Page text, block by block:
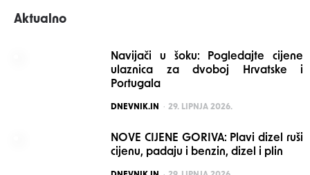
Aktualno
Navijači u šoku: Pogledajte cijene
ulaznica za dvoboj Hrvatske i
Portugala
POSTED
DNEVNIK.IN 29. LIPNJA 2026.
NOVE CIJENE GORIVA: Plavi dizel ruši
cijenu, padaju i benzin, dizel i plin
POSTED